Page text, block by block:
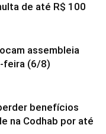
de até R$ 100
assembleia
feira (6/8)
benefícios
na Codhab por até